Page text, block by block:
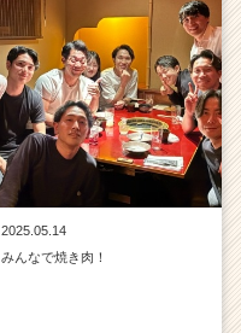
2025.05.14
みんなで焼き肉！